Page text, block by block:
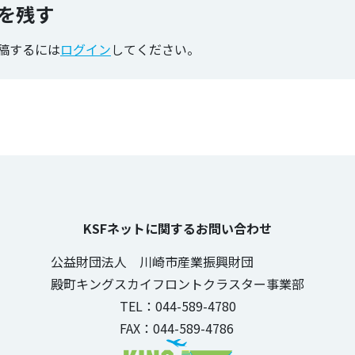
残す
するにはログインしてください。
KSFネットに関するお問い合わせ
公益財団法人 川崎市産業振興財団
殿町キングスカイフロントクラスター事業部
TEL：044-589-4780
FAX：044-589-4786